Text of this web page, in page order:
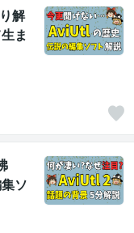
解
ま
ソ